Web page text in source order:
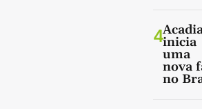
4inicia
uma
nova
no